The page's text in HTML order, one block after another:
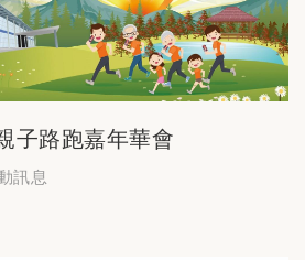
子路跑嘉年華會
訊息